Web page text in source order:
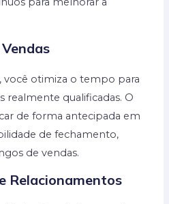
você otimiza o tempo para
qualificadas. O
de forma antecipada em
de fechamento,
de vendas.
Relacionamentos